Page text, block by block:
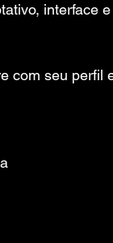
interface
com seu perfil